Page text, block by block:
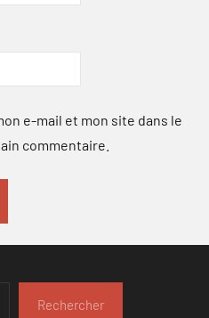
e-mail et mon site dans le
commentaire.
Rechercher